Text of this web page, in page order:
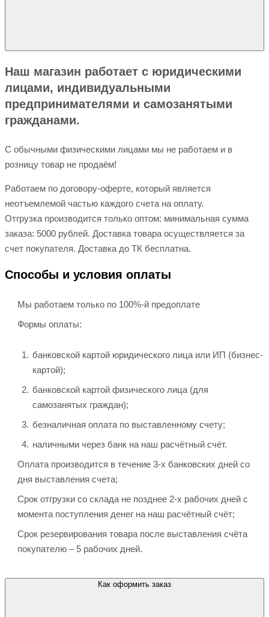
Наш магазин работает с юридическими
лицами, индивидуальными
предпринимателями и самозанятыми
гражданами.
С обычными физическими лицами мы не работаем и в
розницу товар не продаём!
Работаем по договору-оферте, который является
неотъемлемой частью каждого счета на оплату.
Отгрузка производится только оптом: минимальная сумма
заказа: 5000 рублей. Доставка товара осуществляется за
счет покупателя. Доставка до ТК бесплатна.
Способы и условия оплаты
Мы работаем только по 100%-й предоплате
Формы оплаты:
банковской картой юридического лица или ИП (бизнес-
картой);
банковской картой физического лица (для
самозанятых граждан);
безналичная оплата по выставленному счету;
наличными через банк на наш расчётный счёт.
Оплата производится в течение 3-х банковских дней со
дня выставления счета;
Срок отгрузки со склада не позднее 2-х рабочих дней с
момента поступления денег на наш расчётный счёт;
Срок резервирования товара после выставления счёта
покупателю – 5 рабочих дней.
Как оформить заказ